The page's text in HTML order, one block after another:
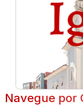
Navegue por